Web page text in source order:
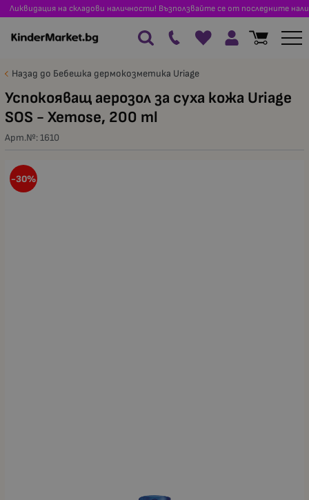
Ликвидация на складови наличности! Възползвайте се от последните
Назад до Бебешка дермокозметика Uriage
Успокояващ аерозол за суха кожа Uriage
SOS - Xemose, 200 ml
Арт.№:1610
-30%